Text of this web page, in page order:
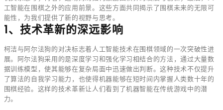
工智能在围棋之外的应用前景。这些方面共同揭示了围棋未来的无限可
能性，为我们提供了新的视野与思考。
1、技术革新的深远影响
柯洁与阿尔法狗的对决标志着人工智能技术在围棋领域的一次突破性进
展。阿尔法狗采用的是深度学习和强化学习相结合的方法，通过大量数
据训练模型，使其能够在复杂局面中迅速做出判断。这种技术不仅提升
了算法的自我学习能力，也使得机器能够在短时间内掌握人类数十年的
围棋经验。这样的技术革新让人们看到了机器智能在传统游戏中的潜
力。